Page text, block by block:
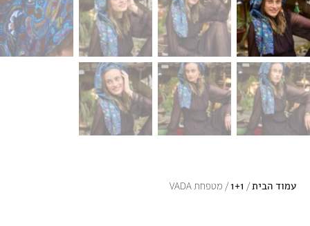
עמוד הבית/
1+1/ מטפחת VADA